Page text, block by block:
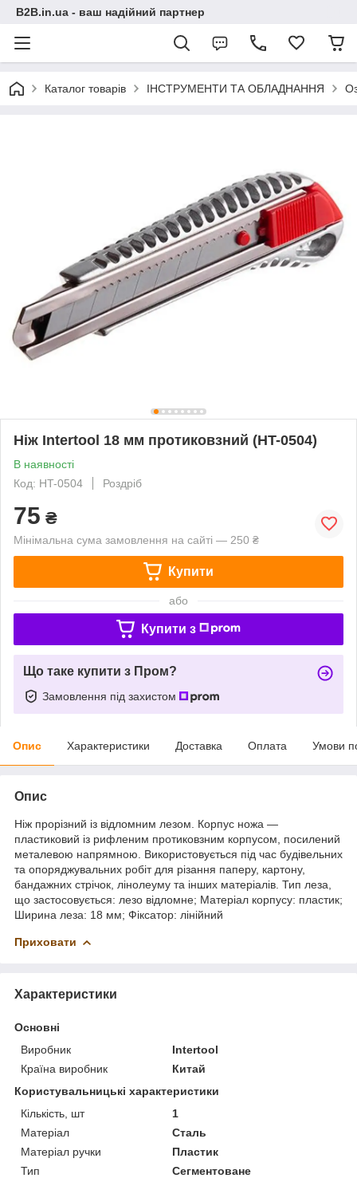
B2B.in.ua - ваш надійний партнер
Каталог товарів ІНСТРУМЕНТИ ТА ОБЛАДНАННЯ
Ніж Intertool 18 мм протиковзний (HT-0504)
В наявності
Код: HT-0504
Роздріб
75 ₴
Мінімальна сума замовлення на сайті — 250 ₴
Купити
або
Купити з
Що таке купити з Пром?
Замовлення під захистом
Опис Характеристики Доставка Оплата Умови
Опис
Ніж прорізний із відломним лезом. Корпус ножа —
пластиковий із рифленим протиковзним корпусом, посилений
металевою напрямною. Використовується під час будівельних
та опоряджувальних робіт для різання паперу, картону,
бандажних стрічок, лінолеуму та інших матеріалів. Тип леза,
що застосовується: лезо відломне; Матеріал корпусу: пластик;
Ширина леза: 18 мм; Фіксатор: лінійний
Приховати
Характеристики
Основні
Виробник
Intertool
Країна виробник
Китай
Користувальницькі характеристики
Кількість, шт
1
Матеріал
Сталь
Матеріал ручки
Пластик
Тип
Сегментоване